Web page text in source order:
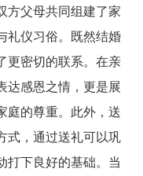
方父母共同组建了家
礼仪习俗。既然结婚
更密切的联系。在亲
达感恩之情，更是展
庭的尊重。此外，送
式，通过送礼可以巩
打下良好的基础。当